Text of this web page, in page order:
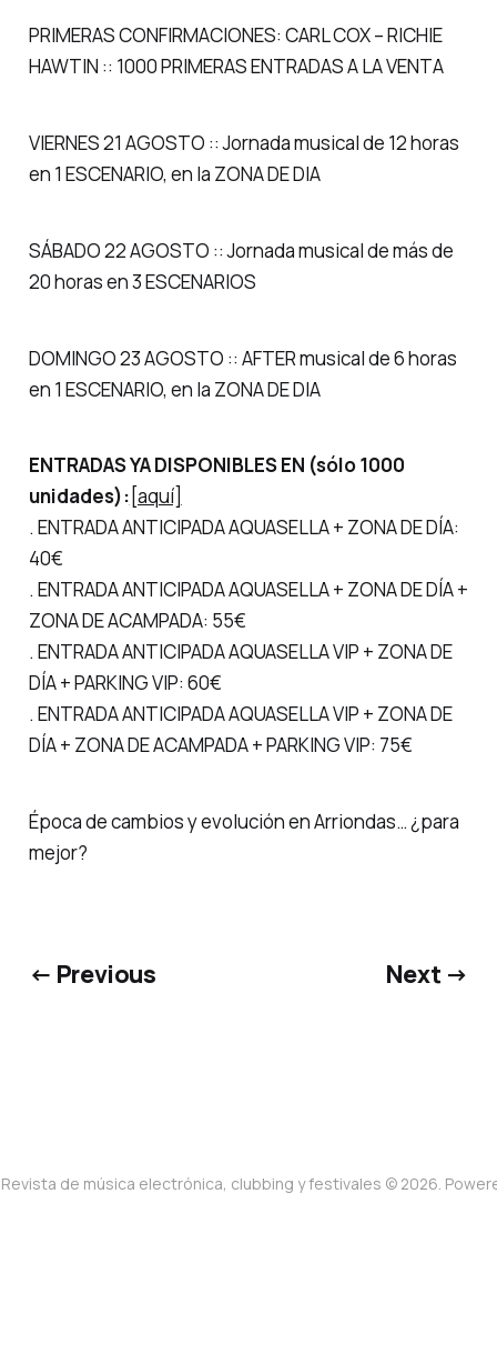
PRIMERAS CONFIRMACIONES: CARL COX – RICHIE
HAWTIN :: 1000 PRIMERAS ENTRADAS A LA VENTA
VIERNES 21 AGOSTO :: Jornada musical de 12 horas
en 1 ESCENARIO, en la ZONA DE DIA
SÁBADO 22 AGOSTO :: Jornada musical de más de
20 horas en 3 ESCENARIOS
DOMINGO 23 AGOSTO :: AFTER musical de 6 horas
en 1 ESCENARIO, en la ZONA DE DIA
ENTRADAS YA DISPONIBLES EN (sólo 1000
unidades): [aquí]
. ENTRADA ANTICIPADA AQUASELLA + ZONA DE DÍA:
40€
. ENTRADA ANTICIPADA AQUASELLA + ZONA DE DÍA +
ZONA DE ACAMPADA: 55€
. ENTRADA ANTICIPADA AQUASELLA VIP + ZONA DE
DÍA + PARKING VIP: 60€
. ENTRADA ANTICIPADA AQUASELLA VIP + ZONA DE
DÍA + ZONA DE ACAMPADA + PARKING VIP: 75€
Época de cambios y evolución en Arriondas… ¿para
mejor?
← Previous Next →
de música electrónica, clubbing y festivales © 2026.